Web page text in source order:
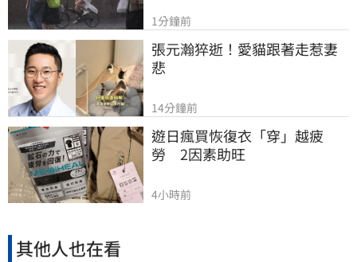
1分鐘前
張元瀚猝逝！愛貓跟著走惹妻
悲
14分鐘前
遊日瘋買恢復衣「穿」越疲
勞　2因素助旺
4小時前
其他人也在看